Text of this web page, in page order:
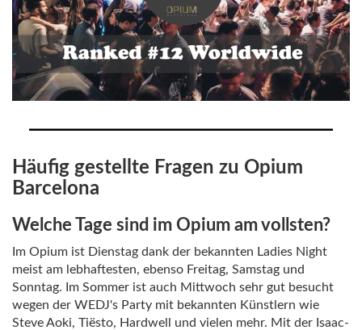
Häufig gestellte Fragen zu Opium
Barcelona
Welche Tage sind im Opium am vollsten?
Im Opium ist Dienstag dank der bekannten Ladies Night
meist am lebhaftesten, ebenso Freitag, Samstag und
Sonntag. Im Sommer ist auch Mittwoch sehr gut besucht
wegen der WEDJ's Party mit bekannten Künstlern wie
Steve Aoki, Tiësto, Hardwell und vielen mehr. Mit der Isaac-